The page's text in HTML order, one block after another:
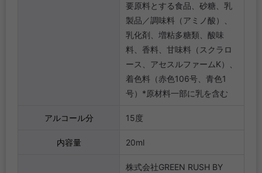
要原料とする食品、砂糖、乳
製品／調味料（アミノ酸）、
乳化剤、増粘多糖類、酸味
料、香料、甘味料（スクラロ
ース、アセスルファームK）、
着色料（赤色106号、青色1
号）*原材料一部に乳を含む
アルコール分 15度
内容量 20ml
株式会社GREEN RUSH BY